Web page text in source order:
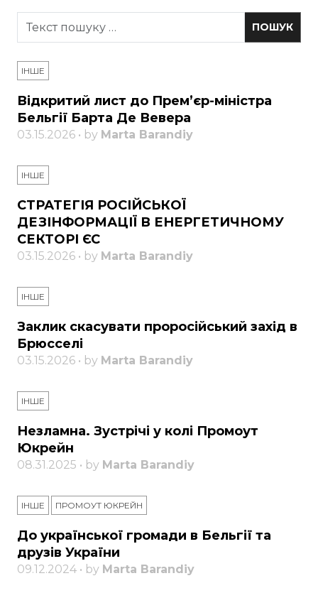
ІНШЕ
Відкритий лист до Прем’єр-міністра
Бельгії Барта Де Вевера
03.15.2026 • by Marta Barandiy
ІНШЕ
СТРАТЕГІЯ РОСІЙСЬКОЇ
ДЕЗІНФОРМАЦІЇ В ЕНЕРГЕТИЧНОМУ
СЕКТОРІ ЄС
03.15.2026 • by Marta Barandiy
ІНШЕ
Заклик скасувати проросійський захід в
Брюсселі
03.15.2026 • by Marta Barandiy
ІНШЕ
Незламна. Зустрічі у колі Промоут
Юкрейн
08.31.2025 • by Marta Barandiy
ІНШЕ ПРОМОУТ ЮКРЕЙН
До української громади в Бельгії та
друзів України
09.12.2024 • by Marta Barandiy